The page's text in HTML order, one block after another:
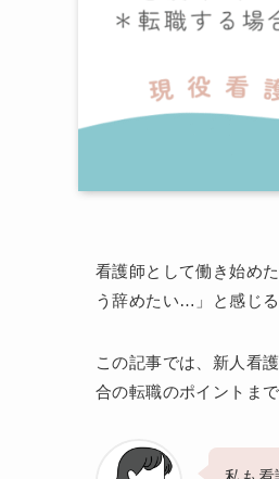
看護師として働き始め
う辞めたい…」と感じ
この記事では、新人看
合の転職のポイントま